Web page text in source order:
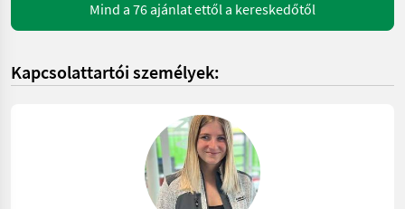
Mind a 76 ajánlat ettől a kereskedőtől
Kapcsolattartói személyek: